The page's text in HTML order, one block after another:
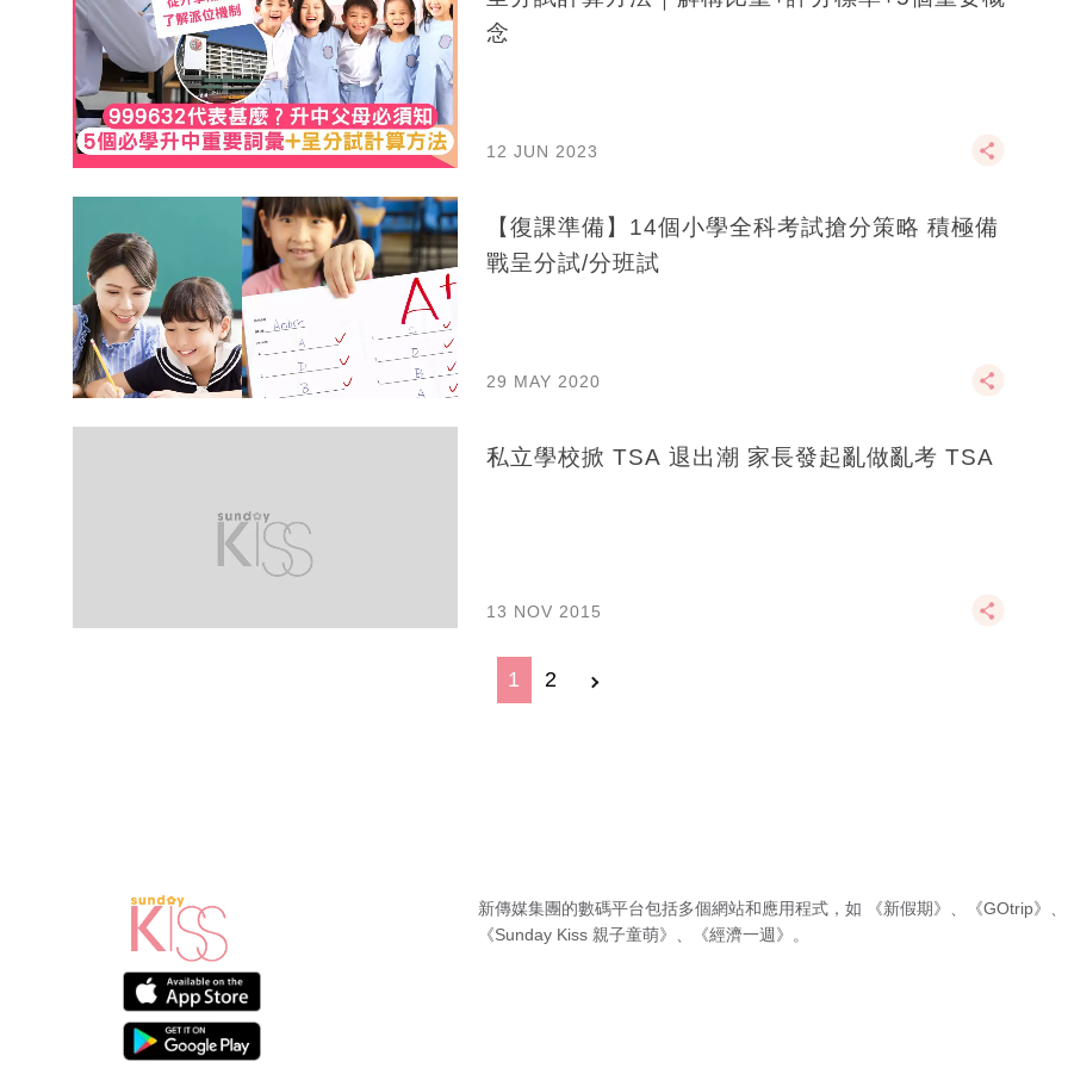
念
12 JUN 2023
【復課準備】14個小學全科考試搶分策略 積極備
戰呈分試/分班試
29 MAY 2020
私立學校掀 TSA 退出潮 家長發起亂做亂考 TSA
13 NOV 2015
1 2
新傳媒集團的數碼平台包括多個網站和應用程式，如 《新假期》 《GOtrip》
《Sunday Kiss 親子童萌》
《經濟一週》 。